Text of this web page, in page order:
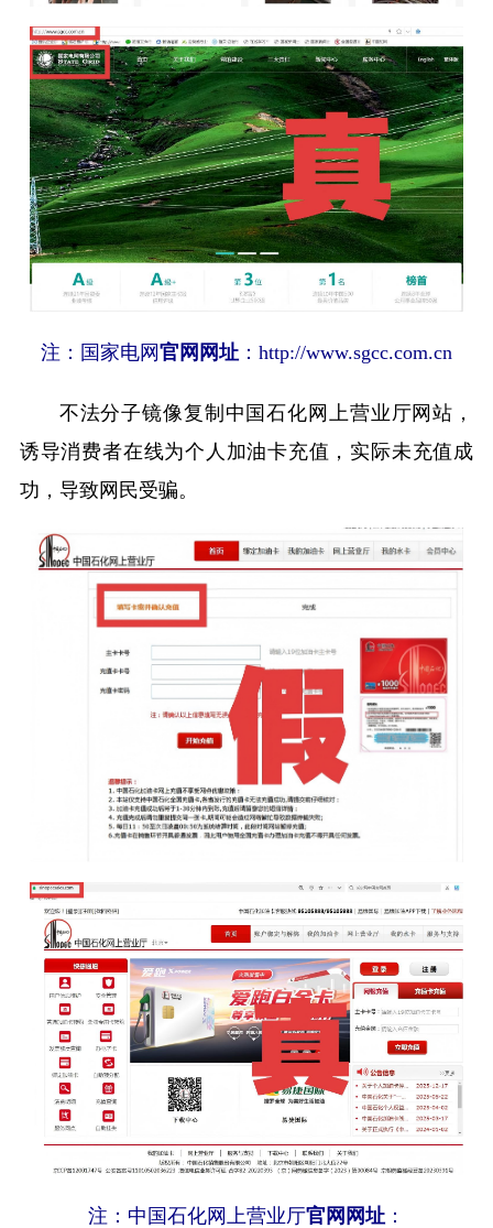
注：国家电网 官网网址 ：http://www.sgcc.com.cn
不法分子镜像复制中国石化网上营业厅网站，
诱导消费者在线为个人加油卡充值，实际未充值成
功，导致网民受骗。
注：中国石化网上营业厅官网网址 ：